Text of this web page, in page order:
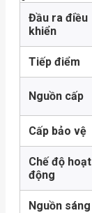
Đầu ra điều
khiển
Tiếp điểm
Nguồn cấp
Cấp bảo vệ
Chế độ hoạt
động
Nguồn sáng